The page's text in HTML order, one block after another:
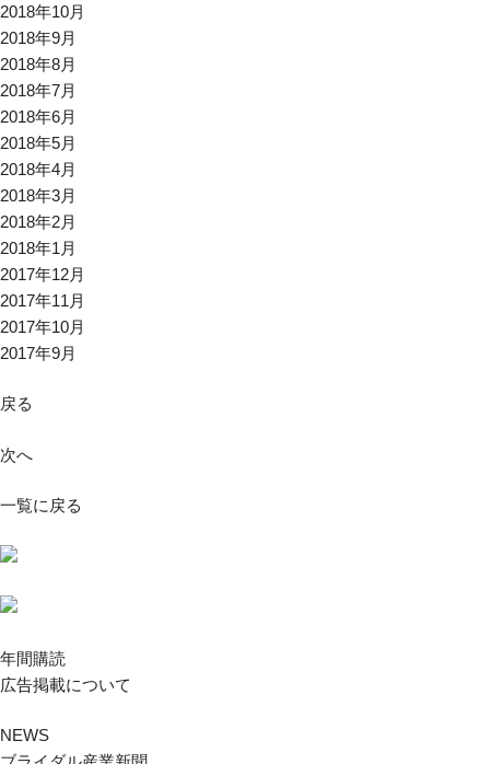
2018年10月
2018年9月
2018年8月
2018年7月
2018年6月
2018年5月
2018年4月
2018年3月
2018年2月
2018年1月
2017年12月
2017年11月
2017年10月
2017年9月
戻る
次へ
一覧に戻る
年間購読
広告掲載について
NEWS